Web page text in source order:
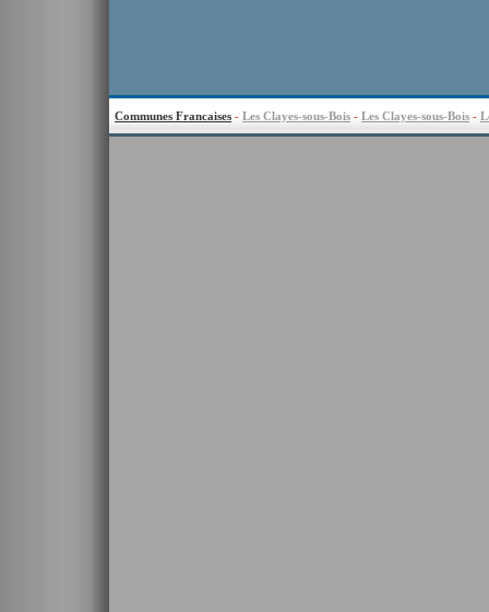
Communes Francaises - Les Clayes-sous-Bois - Les Clayes-sous-Bois -